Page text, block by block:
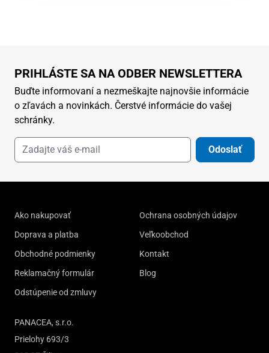
PRIHLÁSTE SA NA ODBER NEWSLETTERA
Buďte informovaní a nezmeškajte najnovšie informácie
o zľavách a novinkách. Čerstvé informácie do vašej
schránky.
Odoslať
Ako nakupovať
Doprava a platba
Obchodné podmienky
Reklamačný formulár
Odstúpenie od zmluvy
Ochrana osobných údajov
Veľkoobchod
Kontakt
Blog
PANACEA, s.r.o.
Prielohy 693/3